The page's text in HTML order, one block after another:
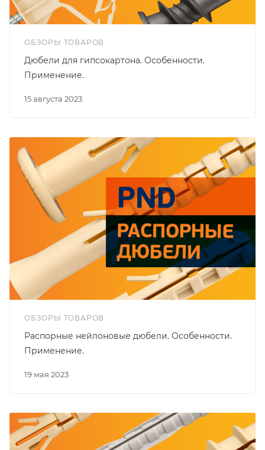
ОБЗОРЫ ТОВАРОВ
15 августа 2023
Дюбели для гипсокартона. Особенности.
Применение.
ОБЗОРЫ ТОВАРОВ
19 мая 2023
Распорные нейлоновые дюбели. Особенности.
Применение.